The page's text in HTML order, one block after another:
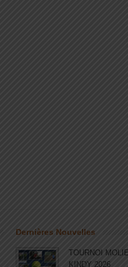
Dernières Nouvelles
TOURNOI
KINDY 2026